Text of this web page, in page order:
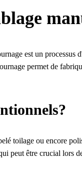
est un processus
permet de
toilage ou encore
peut être crucial lors